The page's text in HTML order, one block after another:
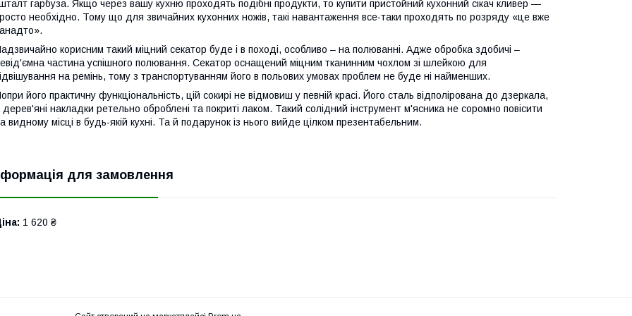
гарбуза. Якщо через вашу кухню проходять подібні продукти, то купити пристойний кухонний сікач кливер —
необхідно. Тому що для звичайних кухонних ножів, такі навантаження все-таки проходять по розряду «це вже
корисним такий міцний секатор буде і в поході, особливо – на полюванні. Адже обробка здобичі –
частина успішного полювання. Секатор оснащений міцним тканинним чохлом зі шлейкою для
на ремінь, тому з транспортуванням його в польових умовах проблем не буде ні найменших.
його практичну функціональність, цій сокирі не відмовиш у певній красі. Його сталь відполірована до дзеркала,
дерев'яні накладки ретельно оброблені та покриті лаком. Такий солідний інструмент м'ясника не соромно повісити
видному місці в будь-якій кухні. Та й подарунок із нього вийде цілком презентабельним.
для замовлення
1 620 ₴